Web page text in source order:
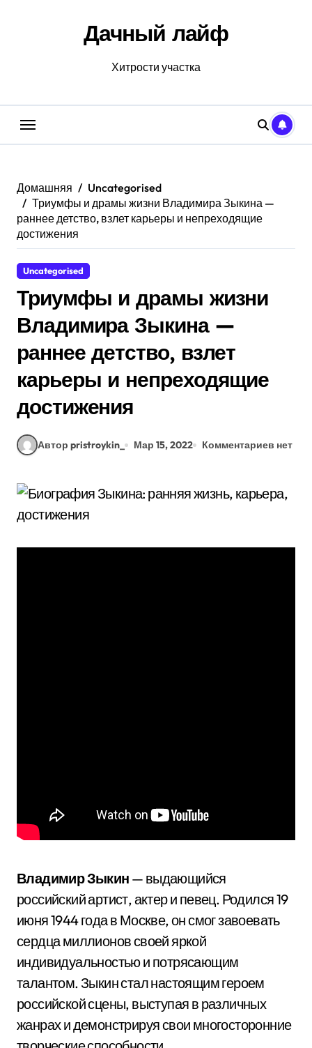
Дачный лайф
Хитрости участка
Домашняя
Uncategorised
Триумфы и драмы жизни Владимира Зыкина —
раннее детство, взлет карьеры и непреходящие
достижения
Uncategorised
Триумфы и драмы жизни
Владимира Зыкина —
раннее детство, взлет
карьеры и непреходящие
достижения
Автор pristroykin_ Мар 15, 2022 Комментариев нет
Владимир Зыкин — выдающийся
российский артист, актер и певец. Родился 19
июня 1944 года в Москве, он смог завоевать
сердца миллионов своей яркой
индивидуальностью и потрясающим
талантом. Зыкин стал настоящим героем
российской сцены, выступая в различных
жанрах и демонстрируя свои многосторонние